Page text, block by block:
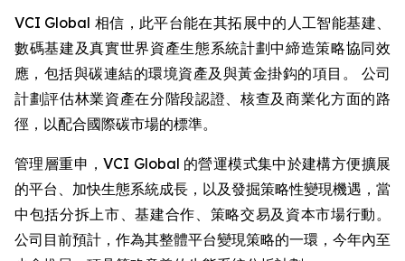
VCI Global 相信，此平台能在其拓展中的人工智能基建、
數碼基建及真實世界資產生態系統計劃中締造策略協同效
應，包括與碳連結的環境資產及與黃金掛鈎的項目。 公司
計劃評估林業資產在分階段認證、核查及商業化方面的路
徑，以配合國際碳市場的標準。
管理層重申，VCI Global 的營運模式集中於建構方便擴展
的平台、加快生態系統成長，以及發掘策略性變現機遇，當
中包括分拆上市、基建合作、策略交易及資本市場行動。
公司目前預計，作為其整體平台變現策略的一環，今年內至